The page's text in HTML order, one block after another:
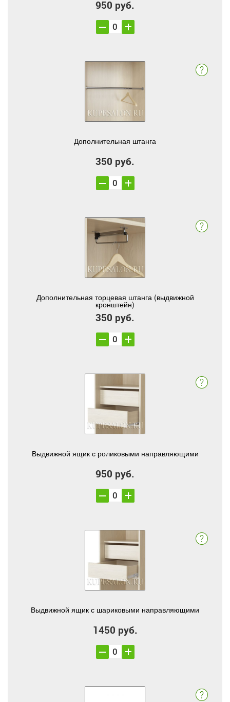
950 руб.
Дополнительная штанга
350 руб.
Дополнительная торцевая штанга (выдвижной
кронштейн)
350 руб.
Выдвижной ящик с роликовыми направляющими
950 руб.
Выдвижной ящик с шариковыми направляющими
1450 руб.